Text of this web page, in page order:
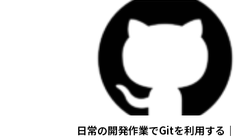
日常の開発作業でGitを利用する｜